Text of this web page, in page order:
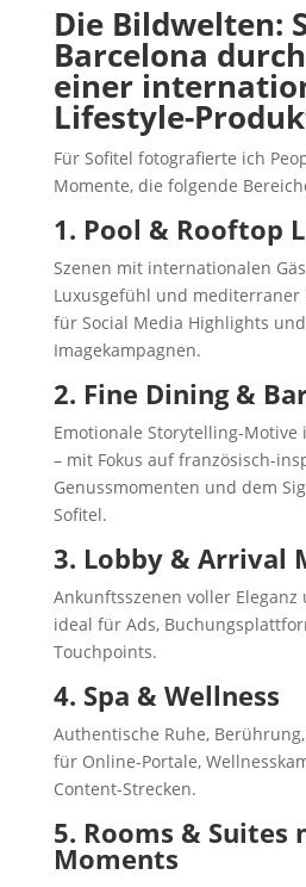
Die Bildwelten:
Barcelona
einer
Lifestyle-
Für Sofitel fotografierte ich
Momente, die folgende
1. Pool & Rooftop
Szenen mit internationalen
Luxusgefühl und mediterraner
für Social Media Highlights
Imagekampagnen.
2. Fine Dining &
Emotionale Storytelling-Motive
– mit Fokus auf französisch-
Genussmomenten und dem
Sofitel.
3. Lobby & Arrival
Ankunftsszenen voller
ideal für Ads,
Touchpoints.
4. Spa & Wellness
Authentische Ruhe,
für Online-Portale,
Content-Strecken.
5. Rooms & Suites
Moments